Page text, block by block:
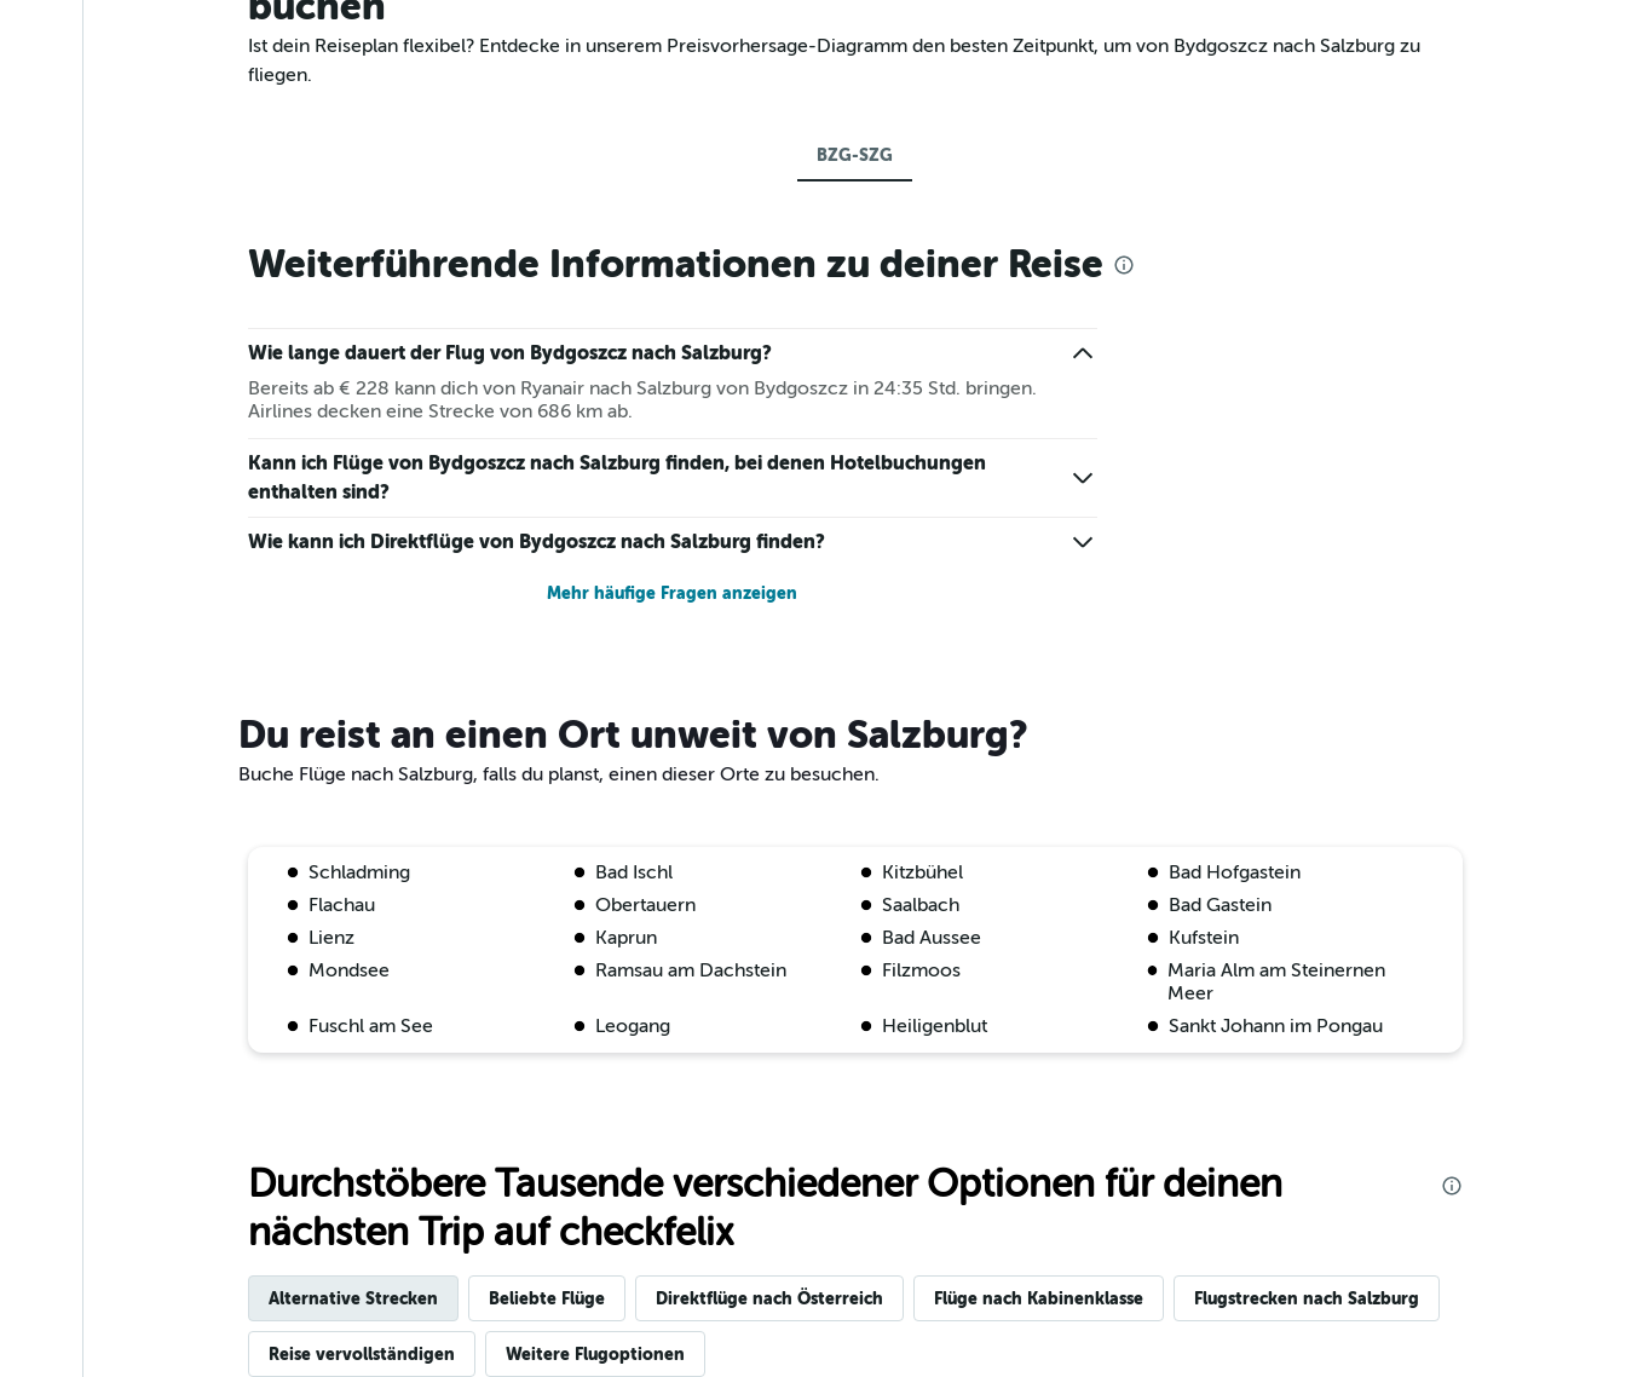
Ist dein Reiseplan flexibel? Entdecke in unserem Preisvorhersage-Diagramm den besten Zeitpunkt, um von Bydgoszcz nach Salzburg zu
fliegen.
BZG-SZG
Weiterführende Informationen zu deiner Reise
Wie lange dauert der Flug von Bydgoszcz nach Salzburg?
Bereits ab € 228 kann dich von Ryanair nach Salzburg von Bydgoszcz in 24:35 Std. bringen.
Airlines decken eine Strecke von 686 km ab.
Kann ich Flüge von Bydgoszcz nach Salzburg finden, bei denen Hotelbuchungen
enthalten sind?
Wie kann ich Direktflüge von Bydgoszcz nach Salzburg finden?
Mehr häufige Fragen anzeigen
Du reist an einen Ort unweit von Salzburg?
Buche Flüge nach Salzburg, falls du planst, einen dieser Orte zu besuchen.
Schladming Bad Ischl Kitzbühel
Bad Hofgastein
Flachau
Obertauern Saalbach
Bad Gastein
Lienz
Kaprun Bad Aussee
Kufstein
Mondsee
Ramsau am Dachstein Filzmoos
Maria Alm am Steinernen
Meer
Fuschl am See
Leogang Heiligenblut Sankt Johann im Pongau
Durchstöbere Tausende verschiedener Optionen für deinen
nächsten Trip auf checkfelix
Alternative Strecken Beliebte Flüge Direktflüge nach Österreich Flüge nach Kabinenklasse Flugstrecken nach Salzburg
Reise vervollständigen Weitere Flugoptionen